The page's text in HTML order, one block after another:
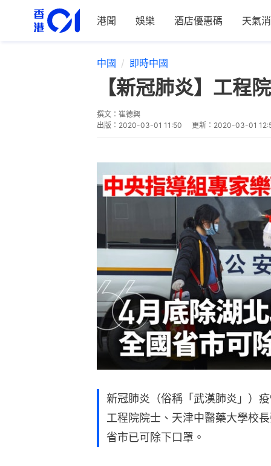
港聞 娛樂 酒店優惠碼 天氣
中國 即時中國
【新冠肺炎】工程
撰文： 崔德興
出版： 2020-03-01 11:50 更新： 2020-03-01
新冠肺炎（俗稱「武漢肺炎」）
工程院院士、天津中醫藥大學校
省市已可除下口罩。